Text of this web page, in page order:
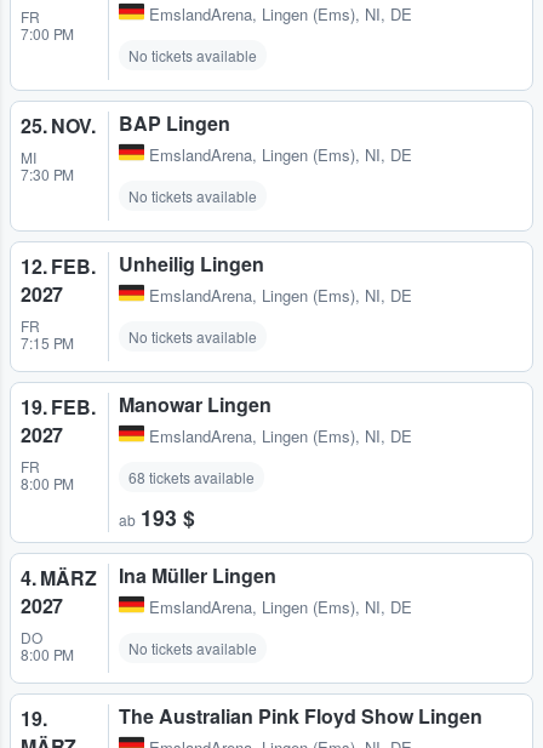
FR
7:00 PM
EmslandArena, Lingen (Ems), NI, DE
No tickets available
25. NOV.
MI
7:30 PM
BAP Lingen
EmslandArena, Lingen (Ems), NI, DE
No tickets available
12. FEB.
2027
FR
7:15 PM
Unheilig Lingen
EmslandArena, Lingen (Ems), NI, DE
No tickets available
19. FEB.
2027
FR
8:00 PM
Manowar Lingen
EmslandArena, Lingen (Ems), NI, DE
68 tickets available
ab 193 $
4. MÄRZ
2027
DO
8:00 PM
Ina Müller Lingen
EmslandArena, Lingen (Ems), NI, DE
No tickets available
19.
The Australian Pink Floyd Show Lingen